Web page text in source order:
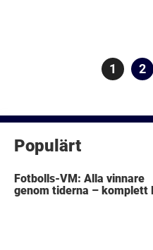
Sida
1 2
Populärt
Fotbolls-VM: Alla vinnare
genom tiderna – komplett